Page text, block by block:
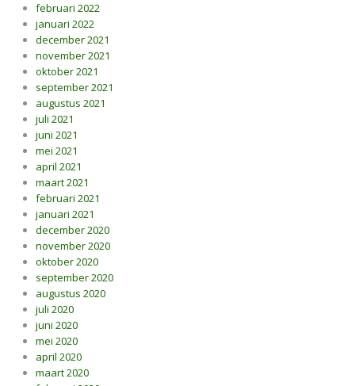
februari 2022
januari 2022
december 2021
november 2021
oktober 2021
september 2021
augustus 2021
juli 2021
juni 2021
mei 2021
april 2021
maart 2021
februari 2021
januari 2021
december 2020
november 2020
oktober 2020
september 2020
augustus 2020
juli 2020
juni 2020
mei 2020
april 2020
maart 2020